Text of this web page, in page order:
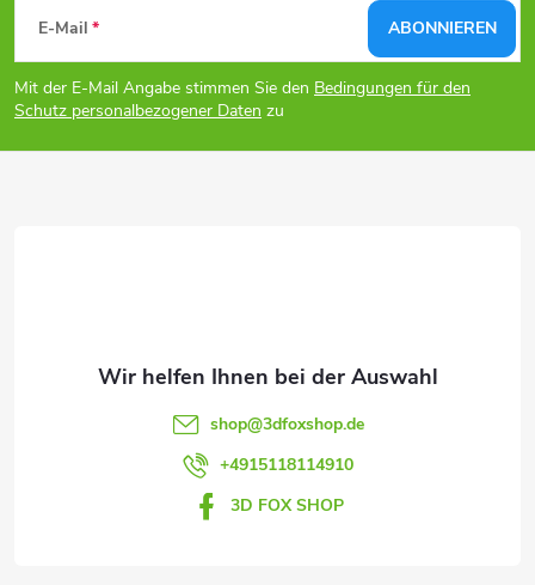
u
ß
E-Mail
Mit der E-Mail Angabe stimmen Sie den Bedingungen für den
Schutz personalbezogener Daten zu
ABONNIEREN
shop@3dfoxshop.de
+4915118114910
3D FOX SHOP